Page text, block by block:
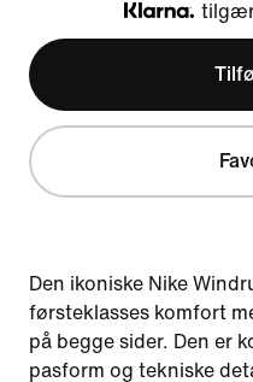
Den ikoniske Nike
førsteklasses komfort
på begge sider. Den er
pasform og tekniske